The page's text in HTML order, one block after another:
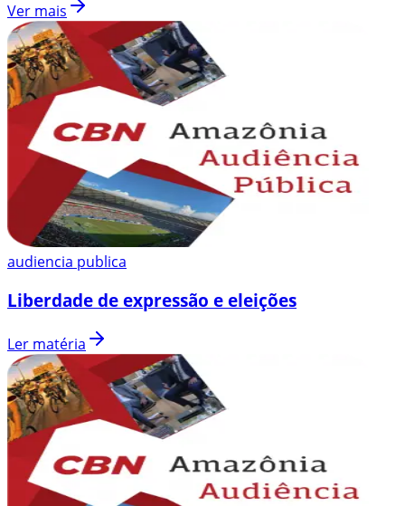
Ver mais
audiencia publica
Liberdade de expressão e eleições
Ler matéria